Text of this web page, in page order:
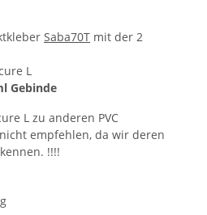
Saba70T mit der 2
L
Gebinde
L zu anderen PVC
empfehlen, da wir deren
!!!!